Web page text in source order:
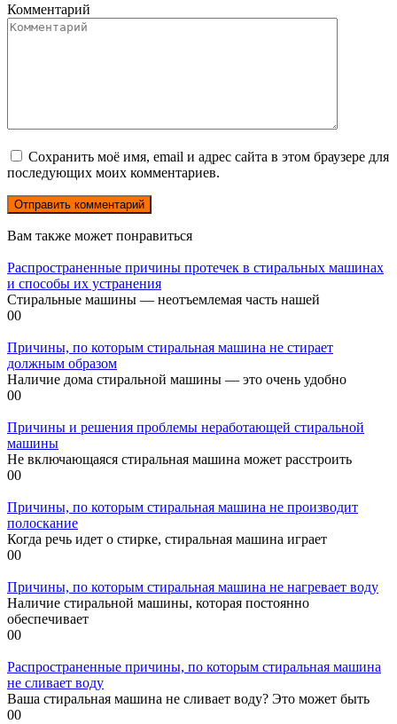
Комментарий
Сохранить моё имя, email и адрес сайта в этом браузере для
последующих моих комментариев.
Вам также может понравиться
Распространенные причины протечек в стиральных машинах
и способы их устранения
Стиральные машины — неотъемлемая часть нашей
00
Причины, по которым стиральная машина не стирает
должным образом
Наличие дома стиральной машины — это очень удобно
00
Причины и решения проблемы неработающей стиральной
машины
Не включающаяся стиральная машина может расстроить
00
Причины, по которым стиральная машина не производит
полоскание
Когда речь идет о стирке, стиральная машина играет
00
Причины, по которым стиральная машина не нагревает воду
Наличие стиральной машины, которая постоянно
обеспечивает
00
Распространенные причины, по которым стиральная машина
не сливает воду
Ваша стиральная машина не сливает воду? Это может быть
00